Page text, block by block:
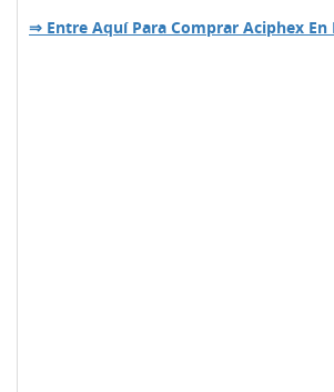
⇒ Entre Aquí Para Comprar Aciphex En